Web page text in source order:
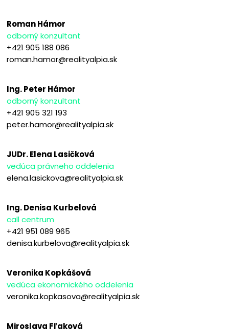
Roman Hámor
odborný konzultant
+421 905 188 086
roman.hamor@realityalpia.sk
Ing. Peter Hámor
odborný konzultant
+421 905 321 193
peter.hamor@realityalpia.sk
JUDr. Elena Lasičková
vedúca právneho oddelenia
elena.lasickova@realityalpia.sk
Ing. Denisa Kurbelová
call centrum
+421 951 089 965
denisa.kurbelova@realityalpia.sk
Veronika Kopkášová
vedúca ekonomického oddelenia
veronika.kopkasova@realityalpia.sk
Miroslava Fľaková